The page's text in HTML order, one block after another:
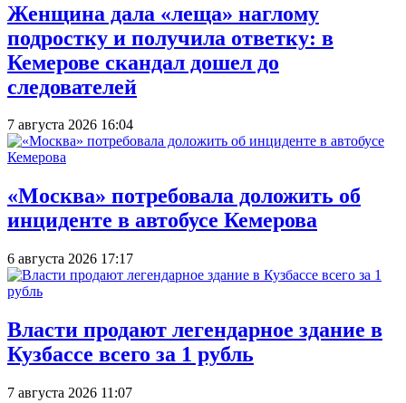
Женщина дала «леща» наглому
подростку и получила ответку: в
Кемерове скандал дошел до
следователей
7 августа 2026 16:04
«Москва» потребовала доложить об
инциденте в автобусе Кемерова
6 августа 2026 17:17
Власти продают легендарное здание в
Кузбассе всего за 1 рубль
7 августа 2026 11:07